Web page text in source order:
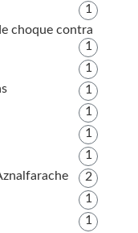
1
choque contra
1
1
1
1
1
1
2
1
1